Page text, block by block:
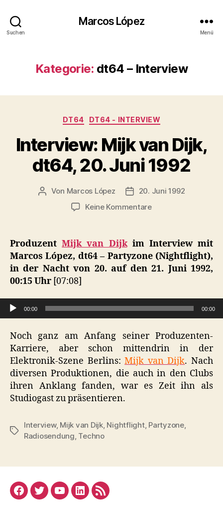
Suchen
Marcos López
Menü
Kategorie: dt64 – Interview
Kategorien
DT64 DT64 - INTERVIEW
Interview: Mijk van Dijk,
dt64, 20. Juni 1992
Beitragsautor
Von Marcos López Veröffentlichungsdatum
20. Juni 1992
Keine Kommentarezu
van
Dijk,
dt64,
20.
ProduzentMijk van Dijkim Interview mit
Marcos López, dt64 – Partyzone (Nightflight),
in der Nacht von 20. auf den 21. Juni 1992,
00:15 Uhr [07:08]
Audio-Player
00:00 00:00
Noch ganz am Anfang seiner Produzenten-
Karriere, aber schon mittendrin in der
Elektronik-Szene Berlins:Mijk van Dijk. Nach
diversen Produktionen, die auch in den Clubs
ihren Anklang fanden, war es Zeit ihn als
Studiogast zu präsentieren.
Schlagwörter
Interview, Mijk van Dijk, Nightflight, Partyzone,
Radiosendung Techno
Facebook
TwitterYouTube
LinkedRSS